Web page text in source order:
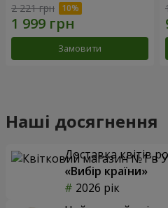
2 221 грн
Замовити
Наші досягнення
Доставка квітів
«Вибір країни»
2026 рік